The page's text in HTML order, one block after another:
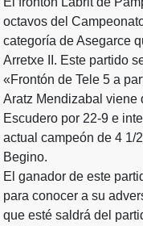
octavos del
categoría de Asegarce
Arretxe II. Este partido
«Frontón de Tele 5 a
Aratz Mendizabal viene
Escudero por 22-9 e
actual campeón de 4 1/
Begino.
El ganador de este
para conocer a su
que esté saldrá del